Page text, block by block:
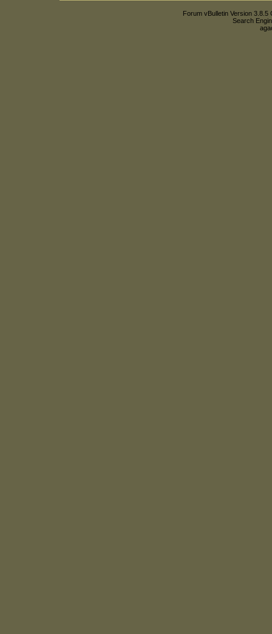
Forum vBulletin Version
Search